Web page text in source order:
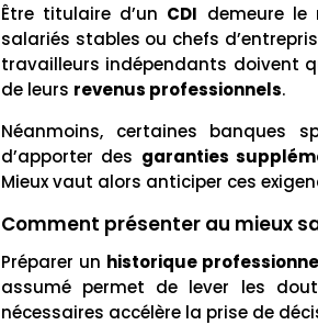
Être titulaire d’un CDI demeure
salariés stables ou chefs
travailleurs indépendants doivent
de leurs revenus professionnels.
Néanmoins, certaines banques
d’apporter des garanties
Mieux vaut alors anticiper ces
Comment présenter au mieux
Préparer un historique
assumé permet de lever les
nécessaires accélère la prise de